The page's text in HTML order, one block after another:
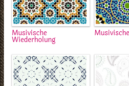
Musivische
Wiederholung